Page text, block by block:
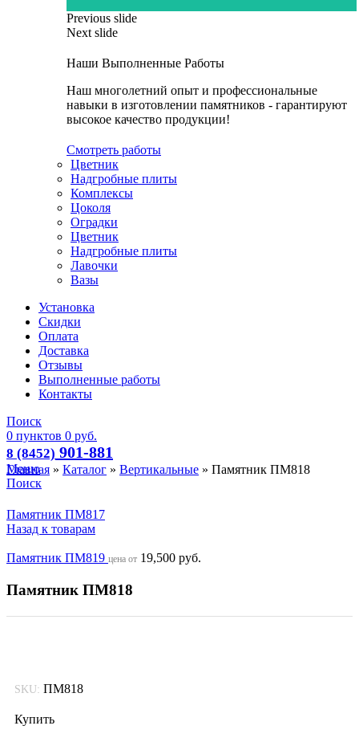
Previous slide
Next slide
Наши Выполненные Работы
Наш многолетний опыт и профессиональные
навыки в изготовлении памятников - гарантируют
высокое качество продукции!
Смотреть работы
Цветник
Надгробные плиты
Комплексы
Цоколя
Оградки
Цветник
Надгробные плиты
Лавочки
Вазы
Установка
Скидки
Оплата
Доставка
Отзывы
Выполненные работы
Контакты
Поиск
0 пунктов 0 руб.
8 (8452) 901-881
Меню
Поиск
Главная » Каталог » Вертикальные » Памятник ПМ818
Памятник ПМ817
Назад к товарам
Памятник ПМ819 цена от 19,500 руб.
Памятник ПМ818
SKU: ПМ818
Купить